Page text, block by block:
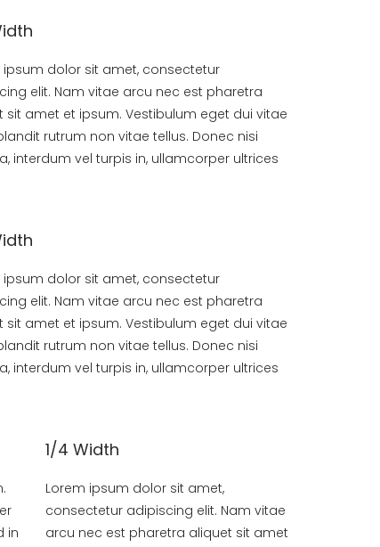
ipsum dolor sit amet, consectetur
elit. Nam vitae arcu nec est pharetra
sit amet et ipsum. Vestibulum eget dui vitae
rutrum non vitae tellus. Donec nisi
interdum vel turpis in, ullamcorper ultrices
ipsum dolor sit amet, consectetur
elit. Nam vitae arcu nec est pharetra
sit amet et ipsum. Vestibulum eget dui vitae
rutrum non vitae tellus. Donec nisi
interdum vel turpis in, ullamcorper ultrices
in
1/4 Width
Lorem ipsum dolor sit amet,
consectetur adipiscing elit. Nam vitae
arcu nec est pharetra aliquet sit amet